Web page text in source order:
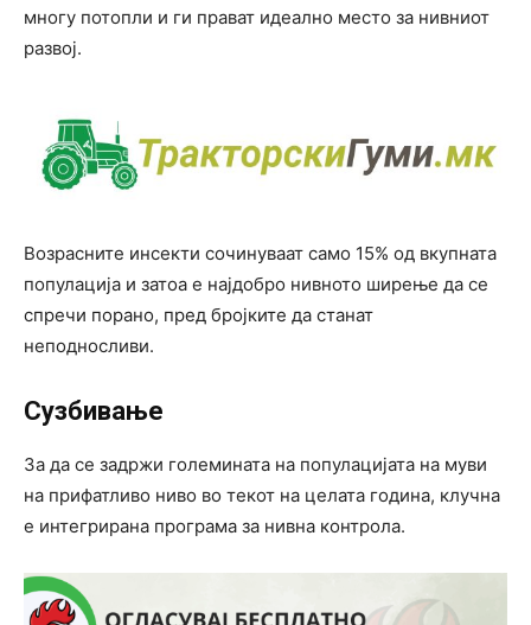
многу потопли и ги прават идеално место за нивниот
развој.
Возрасните инсекти сочинуваат само 15% од вкупната
популација и затоа е најдобро нивното ширење да се
спречи порано, пред бројките да станат
неподносливи.
Сузбивање
За да се задржи големината на популацијата на муви
на прифатливо ниво во текот на целата година, клучна
е интегрирана програма за нивна контрола.